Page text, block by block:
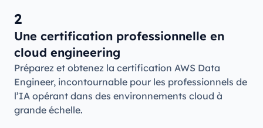
2
Une certification professionnelle en
cloud engineering
Préparez et obtenez la certification AWS Data
Engineer, incontournable pour les professionnels de
l’IA opérant dans des environnements cloud à
grande échelle.